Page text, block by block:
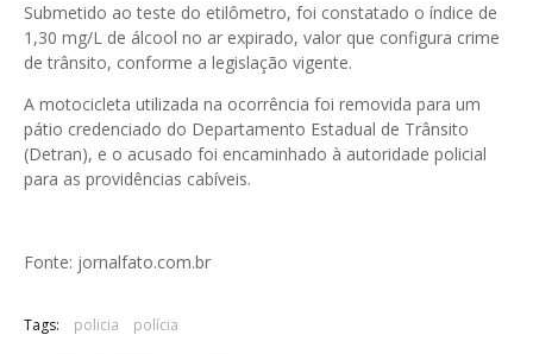
Submetido ao teste do etilômetro, foi constatado o índice de
1,30 mg/L de álcool no ar expirado, valor que configura crime
de trânsito, conforme a legislação vigente.
A motocicleta utilizada na ocorrência foi removida para um
pátio credenciado do Departamento Estadual de Trânsito
(Detran), e o acusado foi encaminhado à autoridade policial
para as providências cabíveis.
Fonte: jornalfato.com.br
Tags: policia polícia